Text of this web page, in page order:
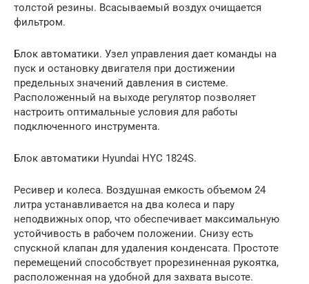
толстой резины. Всасываемый воздух очищается
фильтром.
Блок автоматики. Узел управления дает команды на
пуск и остановку двигателя при достижении
предельных значений давления в системе.
Расположенный на выходе регулятор позволяет
настроить оптимальные условия для работы
подключенного инструмента.
Блок автоматики Hyundai HYC 1824S.
Ресивер и колеса. Воздушная емкость объемом 24
литра устанавливается на два колеса и пару
неподвижных опор, что обеспечивает максимальную
устойчивость в рабочем положении. Снизу есть
спускной клапан для удаления конденсата. Простоте
перемещений способствует прорезиненная рукоятка,
расположенная на удобной для захвата высоте.